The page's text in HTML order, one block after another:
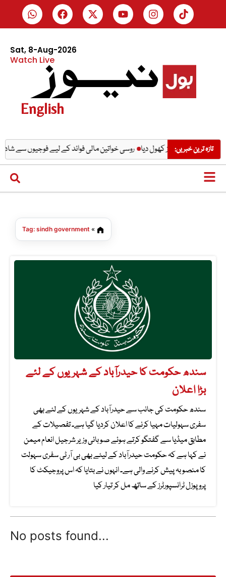
Sat, 8-Aug-2026
Watch Live
English
تازہ ترین خبریں:
ہیں؟ خود راز کھول دیا روسی خواتین مالی فوائد کے لیے فوجیوں سے شادی
»
Tag: sindh government
سندھ حکومت کا حیدرآباد کے شہریوں کے لئے
بڑا اعلان
سندھ حکومت کی جانب سے حیدرآباد کے شہریوں کے لئے بھی
سفری سہولیات مہیا کرنے کا اعلان کردیا گیا ہے۔ تفصیلات کے
مطابق میڈیا سے گفتگو کرتے ہوئے صوبائی وزیر شرجیل انعام میمن
نے کہا ہے کہ حکومت حیدرآباد کے لیئے بھی بی آر ٹی سفری سہولت
کا منصوبہ پیش کرنے والی ہے۔ انہوں نے بتایا کہ اس پروجیکٹ کا
پروپوزل ٹرانسپورٹرز کے ساتھ مل کر تیار کیا
No posts found...